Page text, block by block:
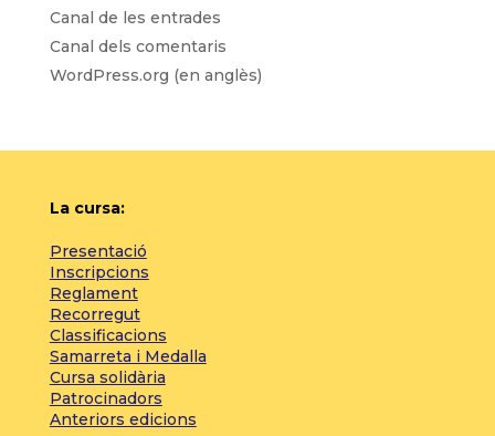
Canal de les entrades
Canal dels comentaris
WordPress.org (en anglès)
La cursa:
Presentació
Inscripcions
Reglament
Recorregut
Classificacions
Samarreta i Medalla
Cursa solidària
Patrocinadors
Anteriors edicions